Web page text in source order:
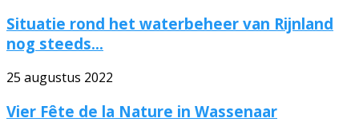
Situatie rond het waterbeheer van Rijnland
nog steeds...
25 augustus 2022
Vier Fête de la Nature in Wassenaar